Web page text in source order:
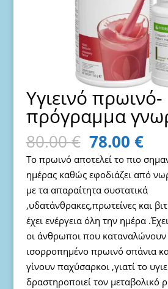
Υγιεινό πρωινό-
πρόγραμμα
80.00€ Original
price
was:
80.00 €.
78.00 €Η
Το πρωινό αποτελεί το πιο
ημέρας καθώς εφοδιάζει από
με τα απαραίτητα συστατικά
,υδατάνθρακες,πρωτείνες και
έχει ενέργεια όλη την ημέρα
οι άνθρωποι που
ισορροπημένο πρωινό σπάνια
γίνουν παχύσαρκοι ,γιατί το
δραστηροποιεί τον μεταβολικό